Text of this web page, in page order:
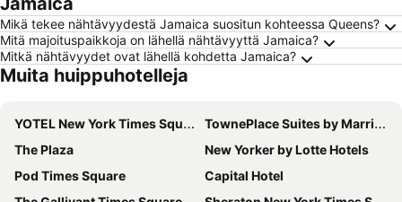
Mikä tekee nähtävyydestä Jamaica suositun kohteessa Queens?
Mitä majoituspaikkoja on lähellä nähtävyyttä Jamaica?
Mitkä nähtävyydet ovat lähellä kohdetta Jamaica?
Muita huippuhotelleja
YOTEL New York Times Square
TownePlace Suites by Marriott New York Long Island City/Manhattan View
The Plaza
New Yorker by Lotte Hotels
Pod Times Square
Capital Hotel